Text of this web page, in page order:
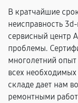
В кратчайшие
неисправность
сервисный центр
проблемы.
многолетний
всех
складе дает нам
ремонтными